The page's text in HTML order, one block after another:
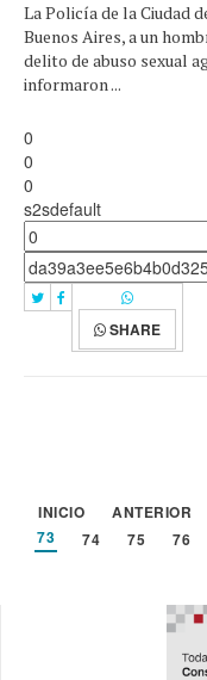
La Policía de la Ciudad
Buenos Aires, a un
delito de abuso sexual
informaron ...
0
0
0
s2sdefault
SHARE
INICIO ANTERIOR
73
74 75 76